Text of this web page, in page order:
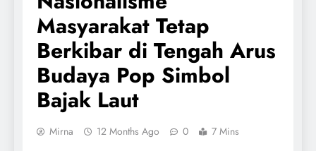
Masyarakat Tetap
Berkibar di Tengah Arus
Budaya Pop Simbol
Bajak Laut
Mirna 12 Months Ago 0 7 Mins